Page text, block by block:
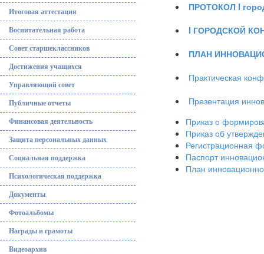
Итоговая аттестация
Воспитательная работа
Совет старшеклассников
Достижения учащихся
Управляющий совет
Публичные отчеты
Финансовая деятельность
Защита персональных данных
Социальная поддержка
Психологическая поддержка
Документы
Фотоальбомы
Награды и грамоты
Видеоархив
ПРОТОКОЛ I
I ГОРОДСКОЙ
ПЛАН
Практическая
Презентация
Приказ о
Приказ об
Регистрационная
Паспорт
План